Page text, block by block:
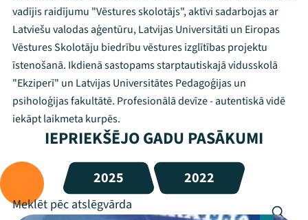
vadījis raidījumu "Vēstures skolotājs", aktīvi sadarbojas ar
Latviešu valodas aģentūru, Latvijas Universitāti un Eiropas
Vēstures Skolotāju biedrību vēstures izglītības projektu
īstenošanā. Ikdienā sastopams starptautiskajā vidusskolā
"Ekziperī" un Latvijas Universitātes Pedagoģijas un
psiholoģijas fakultātē. Profesionālā devīze - autentiskā vidē
iekāpt laikmeta kurpēs.
IEPRIEKŠĒJO GADU PASĀKUMI
2025 2022